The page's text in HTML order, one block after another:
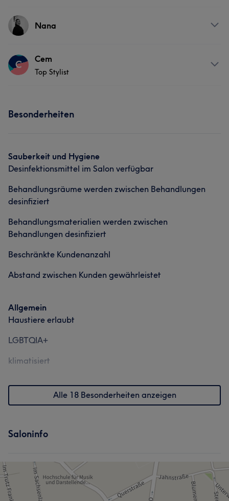
ServicesNana
Services
C Cem
Top Stylist
Besonderheiten
Sauberkeit und Hygiene
Desinfektionsmittel im Salon verfügbar
Behandlungsräume werden zwischen Behandlungen
desinfiziert
Behandlungsmaterialien werden zwischen
Behandlungen desinfiziert
Beschränkte Kundenanzahl
Abstand zwischen Kunden gewährleistet
Allgemein
Haustiere erlaubt
LGBTQIA+
klimatisiert
Alle 18 Besonderheiten anzeigen
Saloninfo